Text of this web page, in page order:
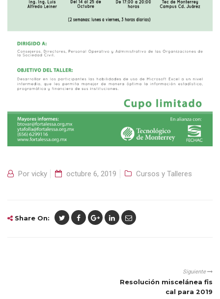
Por vicky octubre 6, 2019 Cursos y Talleres
Share On:
Siguiente
Resolución miscelánea fis
cal para 2019